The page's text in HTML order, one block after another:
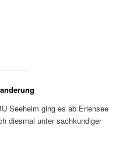
Seeheim ging es ab Erlensee
diesmal unter sachkundiger